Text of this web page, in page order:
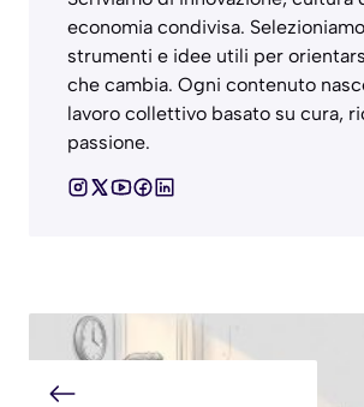
economia condivisa.
strumenti e idee utili per
che cambia. Ogni contenuto
lavoro collettivo basato su cura,
passione.